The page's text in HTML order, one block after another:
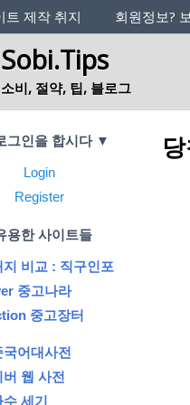
의 정체성
트 제작 취지 회원정보?
Sobi.Tips
소비, 절약, 팁, 블로그
그인을 합시다 ▼
Login
Register
용한 사이트들
지 비교 : 직구인포
중고나라
중고장터
국어대사전
버 웹 사전
수 세기